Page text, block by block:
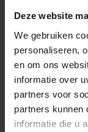
Deze website
We gebruiken
personaliseren,
en om ons
informatie over
partners voor
partners kunnen
informatie die u